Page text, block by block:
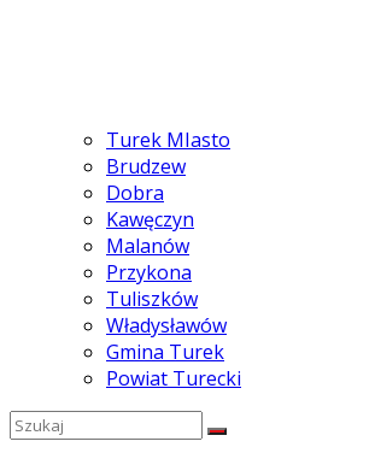
Turek MIasto
Brudzew
Dobra
Kawęczyn
Malanów
Przykona
Tuliszków
Władysławów
Gmina Turek
Powiat Turecki